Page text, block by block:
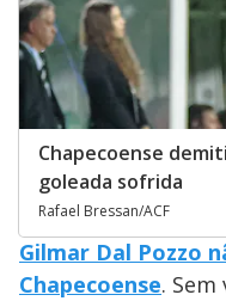
Chapecoense
goleada sofrida
Rafael Bressan/ACF
Gilmar Dal Pozzo
Chapecoense.